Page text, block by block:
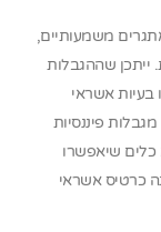
משמעותיים,
ייתכן שההגבלות
בעיות אשראי
פיננסיות
שיאפשרו
כרטיס אשראי